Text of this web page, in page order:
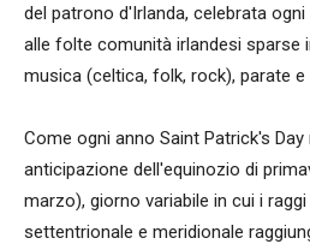
del patrono d'Irlanda, celebrata
alle folte comunità irlandesi sparse
musica (celtica, folk, rock), parate e
Come ogni anno Saint Patrick's
anticipazione dell'equinozio di
marzo), giorno variabile in cui i
settentrionale e meridionale